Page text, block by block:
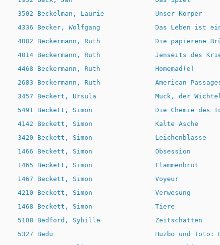
5327 Bedu                          Huzbo und Toto: Die verzauberte Bohne                  Buch          23.08.1993 JC     J                               3
   309 Beer, Natalie                 Das unruhige Herz                                      Buch     1974            DR.B   D                               3
  3385 Beesley, Lawrence             Titanic - Augenzeuge der Katastrophe                   Buch          22.03.1995 DR     D                               3
  3878 Behrend, Katrin               Pudel                                                  Buch     1999 28.03.2011 VL.ZT  S            978-3-7742-2130    3
  1043 Beigbeder, Frederic           39,90                                                  Buch     2001 24.08.2014 GT     D            978-3-498-00617    3
  5211 Beisner, Monika               Verkehrte Welt                                         Buch          23.08.1993 JD     J                               3
   835 Beling, Claus                 Drum stirb auch du                                     Buch     2014 25.01.2015 DR.D   D            978-3-404-16924    3
  1657 Belitz, Bettina               Kapitän Feinripp geht baden                            Buch     2010 30.01.2019 JE     J            978-3-7855-6987    3
  1656 Belitz, Bettina               Falsch gedacht. Herr Katzendieb!                       Buch     2010 30.01.2019 JE     J            978-3-7855-6949    3
  2348 Bellemare, Pierre             Depesche aus dem Jenseits                              Buch          26.07.1998 DR     D                               3
  1928 Beneckes, Mark                Kat Menschiks & des Diplombiologen Mark Beneckes illustBuch     2025 06.06.2021 NN.T   S            978-3-86971-201    3
  1111 Benes-Oeller, Margit          Duftpflanzen für naturnahe Gärten                      Buch     2007 05.07.2015 VL.Z   S            978-3-7040-2208    3
  3804 Benni Bär                     Benni Bär                                              Buch          24.10.2010 JD     J                               3
  4389 Bentow, Max                   Die Puppenmacherin                                     Buch     2012 04.11.2012 DR.D   D            978-3-442-20404    3
 51958 Berben, Iris                  Rilke in Love                                          Hörbuch       28.04.2016 TD.DE  T                               3
  1470 Berg, Eric                    Das Küstengrab                                         Hörbuch  2014 28.01.2018 TD.DE  T                               3
  2748 Berg, Sibylle                 Der Mann schläft                                       Buch     2009 13.04.2014 DR.G   D            978-3-446-23388    3
  1718 Berg, Sibylle                 GRM-Brainfuck                                          Buch     2019 08.09.2019 DR.U   D            978-3-462-05143    3
  3672 Berger                        Von Gutenberg zum World Wide Web                       Buch     2000 03.11.2000 J.SCH  J            978-3-85191-190    3
  2150 Berger Gabi, Langenus Ron     Weit ist das Meer                                      Buch          06.07.1997 JE     J                               3
  3673 Berger, Astrid                Lernen